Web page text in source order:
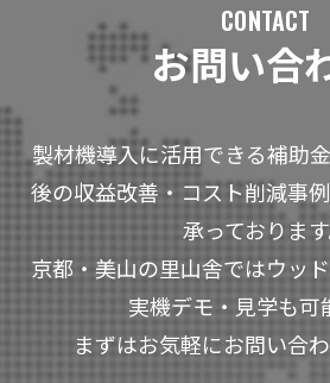
CONTACT
お問い合
製材機導入に活用できる補助
後の収益改善・コスト削減事
承っております
京都・美山の里山舎ではウッ
実機デモ・見学も可
まずはお気軽にお問い合